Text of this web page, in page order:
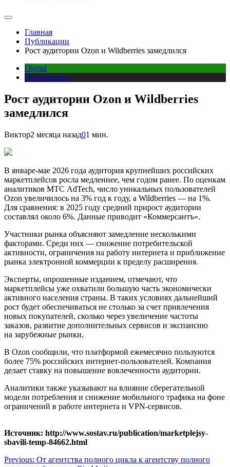
Главная
Публикации
Рост аудитории Ozon и Wildberries замедлился
Digital
Публикации
Рост аудитории Ozon и Wildberries
замедлился
Виктор2 месяца назад01 мин.
В январе-мае 2026 года аудитория крупнейших российских
маркетплейсов росла медленнее, чем годом ранее. По оценкам
аналитиков МТС AdTech, число уникальных пользователей
Ozon увеличилось на 3% год к году, а Wildberries — на 1%.
Для сравнения: в 2025 году средний прирост аудитории
составлял около 6%. Данные приводит «Коммерсантъ».
Участники рынка объясняют замедление несколькими
факторами. Среди них — снижение потребительской
активности, ограничения на работу интернета и приближение
рынка электронной коммерции к пределу расширения.
Эксперты, опрошенные изданием, отмечают, что
маркетплейсы уже охватили большую часть экономически
активного населения страны. В таких условиях дальнейший
рост будет обеспечиваться не столько за счет привлечения
новых покупателей, сколько через увеличение частоты
заказов, развитие дополнительных сервисов и экспансию
на зарубежные рынки.
В Ozon сообщили, что платформой ежемесячно пользуются
более 75% российских интернет-пользователей. Компания
делает ставку на повышение вовлеченности аудитории.
Аналитики также указывают на влияние сберегательной
модели потребления и снижение мобильного трафика на фоне
ограничений в работе интернета и VPN-сервисов.
Источник: http://www.sostav.ru/publication/marketplejsy-
sbavili-temp-84662.html
Навигация
Previous: От агентства полного цикла к агентству полного